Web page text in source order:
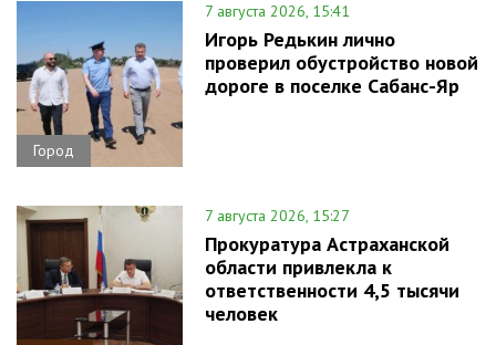
Город
7 августа 2026, 15:41
Игорь Редькин лично
проверил обустройство новой
дороге в поселке Сабанс-Яр
7 августа 2026, 15:27
Прокуратура Астраханской
области привлекла к
ответственности 4,5 тысячи
человек